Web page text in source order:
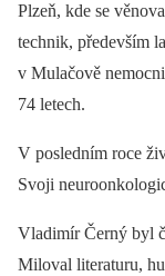
Plzeň, kde se
technik, především
v Mulačově
74 letech.
V posledním roce
Svoji
Vladimír Černý byl
Miloval literaturu,